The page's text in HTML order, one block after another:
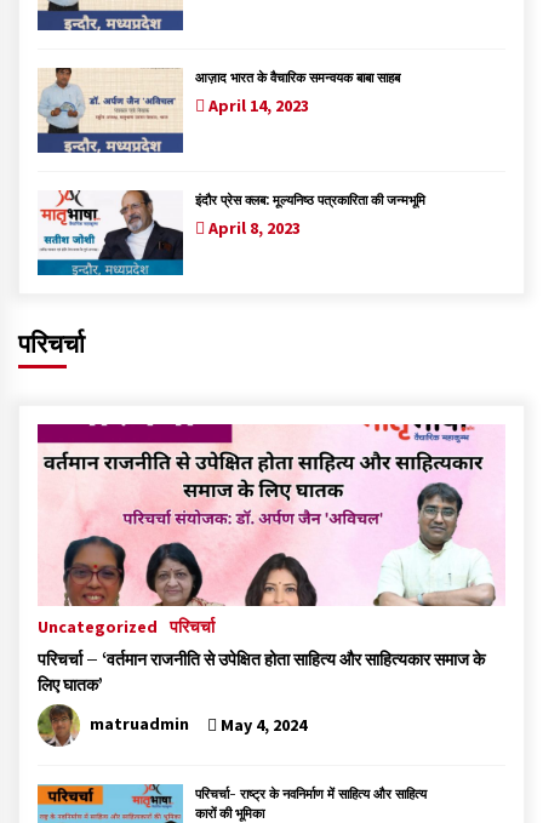
आज़ाद भारत के वैचारिक समन्वयक बाबा साहब
April 14, 2023
इंदौर प्रेस क्लब: मूल्यनिष्ठ पत्रकारिता की जन्मभूमि
April 8, 2023
परिचर्चा
Uncategorized
परिचर्चा
परिचर्चा – ‘वर्तमान राजनीति से उपेक्षित होता साहित्य और साहित्यकार समाज के
लिए घातक’
matruadmin
May 4, 2024
परिचर्चा- राष्ट्र के नवनिर्माण में साहित्य और साहित्य
कारों की भूमिका